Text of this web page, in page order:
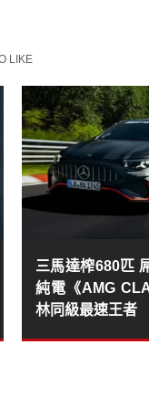
LIKE
三馬達榨680匹
純電《AMG
林同級最速王者